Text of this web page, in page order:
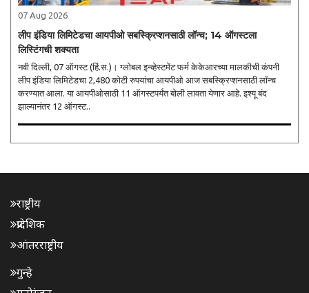
07 Aug 2026
लीप इंडिया लिमिटेडचा आयपीओ सबस्क्रिप्शनसाठी लॉन्च; 14 ऑगस्टला
लिस्टिंगची शक्यता
नवी दिल्ली, 07 ऑगस्ट (हिं.स.)। ग्लोबल इन्व्हेस्टमेंट फर्म केकेआरच्या मालकीची कंपनी
लीप इंडिया लिमिटेडचा 2,480 कोटी रुपयांचा आयपीओ आज सबस्क्रिप्शनसाठी लॉन्च
करण्यात आला. या आयपीओसाठी 11 ऑगस्टपर्यंत बोली लावता येणार आहे. इश्यू बंद
झाल्यानंतर 12 ऑगस्ट..
राष्ट्रीय
प्रादेशिक
आंतरराष्ट्रीय
गुन्हे